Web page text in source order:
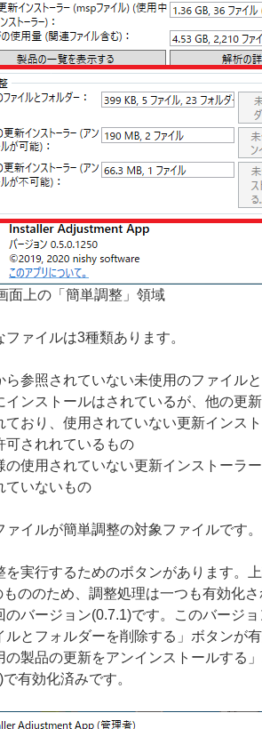
面上の「簡単調整」領域
ファイルは3種類あります。
ら参照されていない未使用のファイル
インストールはされているが、他の更
ており、使用されていない更新インス
可されれているもの
の使用されていない更新インストーラ
ていないもの
ァイルが簡単調整の対象ファイルです。
を実行するためのボタンがあります。
もののため、調整処理は一つも有効化
のバージョン(0.7.1)です。このバージ
ルとフォルダーを削除する」ボタンが
の製品の更新をアンインストールする
で有効化済みです。